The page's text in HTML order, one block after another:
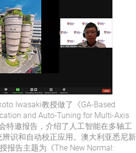
Iwasaki教授做了《GA-Based
and Auto-Tuning for Multi-Axis
特邀报告，介绍了人工智能在多轴工
识和自动校正应用。澳大利亚悉尼新
报告主题为《The New Normal: